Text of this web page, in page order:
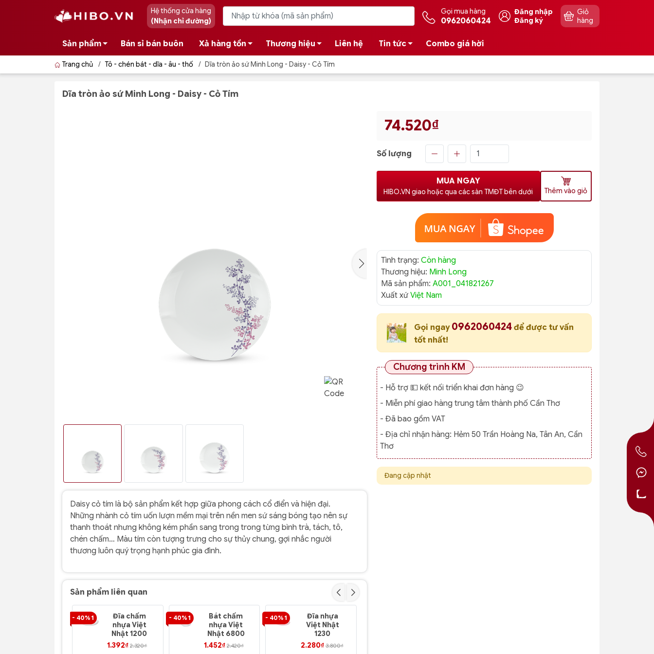
Hệ thống cửa hàng
(Nhận chỉ đường)
Gọi mua hàng
0962060424
Đăng nhập
Đăng ký
Giỏ
hàng
Sản phẩm Bán sỉ bán buôn Xả hàng tồn Thương hiệu Liên hệ Tin tức Combo giá hời
Trang chủ / Tô - chén bát - dĩa - âu - thố / Dĩa tròn ảo sứ Minh Long - Daisy - Cỏ Tím
Dĩa tròn ảo sứ Minh Long - Daisy - Cỏ Tím
Daisy cỏ tím là bộ sản phẩm kết hợp giữa phong cách cổ điển và hiện đại.
Những nhành cỏ tím uốn lượn mềm mại trên nền men sứ sáng bóng tạo nên sự
thanh thoát nhưng không kém phần sang trong trong từng bình trà, tách, tô,
chén chấm… Màu tím còn tượng trưng cho sự thủy chung, gợi nhắc người
thương luôn quý trọng hạnh phúc gia đình.
Sản phẩm liên quan
- 40% 1
Đĩa chấm
nhựa Việt
Nhật 1200
1.392₫ 2.320₫
- 40% 1
Bát chấm
nhựa Việt
Nhật 6800
1.452₫ 2.420₫
- 40% 1
Đĩa nhựa
Việt Nhật
1230
2.280₫ 3.800₫
74.520₫
Số lượng
MUA NGAY
HIBO.VN giao hoặc qua các sàn TMĐT bên dưới Thêm vào giỏ
Tình trạng:Còn hàng
Thương hiệu: Minh Long
Mã sản phẩm:A001_041821267
Xuất xứViệt Nam
Gọi ngay 0962060424để được tư vấn
tốt nhất!
Chương trình KM
- Hỗ trợ 💵 kết nối triển khai đơn hàng 😉
- Miễn phí giao hàng trung tâm thành phố Cần Thơ
- Đã bao gồm VAT
- Địa chỉ nhận hàng: Hẻm 50 Trần Hoàng Na, Tân An, Cần
Thơ
Đang cập nhật